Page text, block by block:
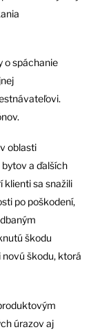
o spáchanie
oblasti
a ďalších
sa snažili
po poškodení,
škodu
škodu, ktorá
úrazov aj